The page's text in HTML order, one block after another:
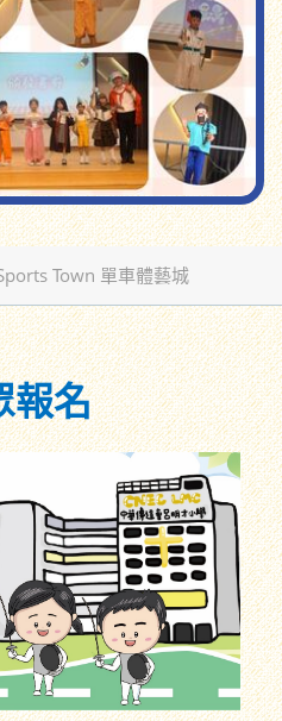
Town 單車體藝城
報名